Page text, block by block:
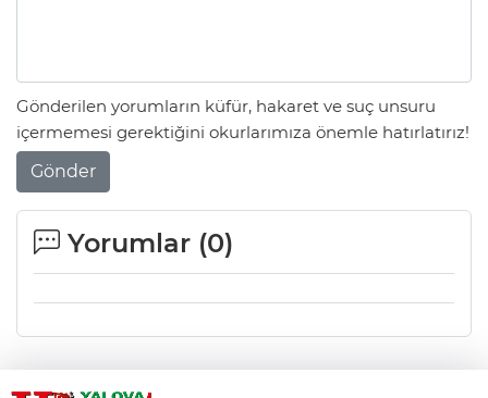
Gönderilen yorumların küfür, hakaret ve suç unsuru
içermemesi gerektiğini okurlarımıza önemle hatırlatırız!
Gönder
Yorumlar (0)